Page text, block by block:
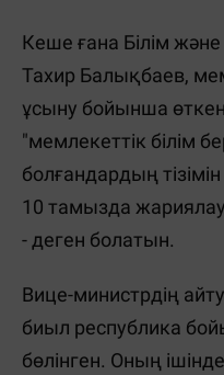
Кеше ғана Білім
Тахир Балықбаев,
ұсыну бойынша
"мемлекеттік білім
болғандардың
10 тамызда
- деген болатын.
Вице-министрдің
биыл республика
бөлінген. Оның